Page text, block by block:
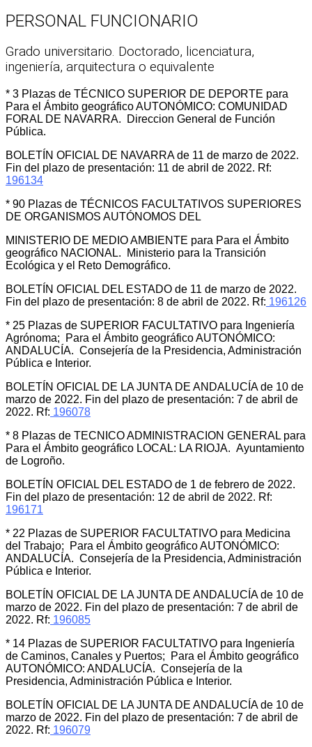
PERSONAL FUNCIONARIO
Grado universitario. Doctorado, licenciatura,
ingeniería, arquitectura o equivalente
* 3 Plazas de TÉCNICO SUPERIOR DE DEPORTE para
Para el Ámbito geográfico AUTONÓMICO: COMUNIDAD
FORAL DE NAVARRA. Direccion General de Función
Pública.
BOLETÍN OFICIAL DE NAVARRA de 11 de marzo de 2022.
Fin del plazo de presentación: 11 de abril de 2022. Rf:
196134
* 90 Plazas de TÉCNICOS FACULTATIVOS SUPERIORES
DE ORGANISMOS AUTÓNOMOS DEL
MINISTERIO DE MEDIO AMBIENTE para Para el Ámbito
geográfico NACIONAL. Ministerio para la Transición
Ecológica y el Reto Demográfico.
BOLETÍN OFICIAL DEL ESTADO de 11 de marzo de 2022.
Fin del plazo de presentación: 8 de abril de 2022. Rf: 196126
* 25 Plazas de SUPERIOR FACULTATIVO para Ingeniería
Agrónoma; Para el Ámbito geográfico AUTONÓMICO:
ANDALUCÍA. Consejería de la Presidencia, Administración
Pública e Interior.
BOLETÍN OFICIAL DE LA JUNTA DE ANDALUCÍA de 10 de
marzo de 2022. Fin del plazo de presentación: 7 de abril de
2022. Rf: 196078
* 8 Plazas de TECNICO ADMINISTRACION GENERAL para
Para el Ámbito geográfico LOCAL: LA RIOJA. Ayuntamiento
de Logroño.
BOLETÍN OFICIAL DEL ESTADO de 1 de febrero de 2022.
Fin del plazo de presentación: 12 de abril de 2022. Rf:
196171
* 22 Plazas de SUPERIOR FACULTATIVO para Medicina
del Trabajo; Para el Ámbito geográfico AUTONÓMICO:
ANDALUCÍA. Consejería de la Presidencia, Administración
Pública e Interior.
BOLETÍN OFICIAL DE LA JUNTA DE ANDALUCÍA de 10 de
marzo de 2022. Fin del plazo de presentación: 7 de abril de
2022. Rf: 196085
* 14 Plazas de SUPERIOR FACULTATIVO para Ingeniería
de Caminos, Canales y Puertos; Para el Ámbito geográfico
AUTONÓMICO: ANDALUCÍA. Consejería de la
Presidencia, Administración Pública e Interior.
BOLETÍN OFICIAL DE LA JUNTA DE ANDALUCÍA de 10 de
marzo de 2022. Fin del plazo de presentación: 7 de abril de
2022. Rf: 196079